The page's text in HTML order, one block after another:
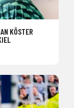
KÖSTER